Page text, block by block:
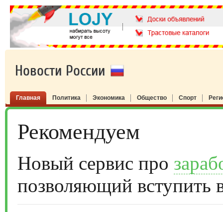
Новости России
Главная Политика Экономика Общество Спорт
Рекомендуем
Новый сервис про
позволяющий вступить